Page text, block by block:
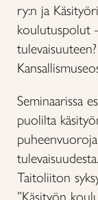
ry:n ja
koulutuspolut
Seminaarissa
puolilta
Taitoliiton
”Käsityön